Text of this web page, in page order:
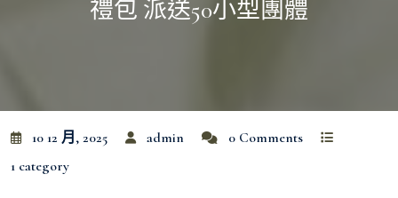
禮包 派送50小型團體
10 12 月, 2025 admin
0 Comments
1 category